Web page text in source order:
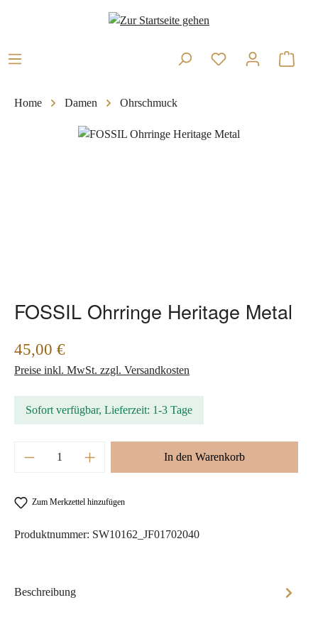
Zum Hauptinhalt springen
Home Damen Ohrschmuck
Bildergalerie überspringen
FOSSIL Ohrringe Heritage Metal
Regulärer Preis:
45,00 €
Preise inkl. MwSt. zzgl. Versandkosten
Sofort verfügbar, Lieferzeit: 1-3 Tage
Produkt Anzahl: Gib den gewünschten Wert
In den Warenkorb
Zum Merkzettel hinzufügen
Produktnummer: SW10162_JF01702040
Beschreibung